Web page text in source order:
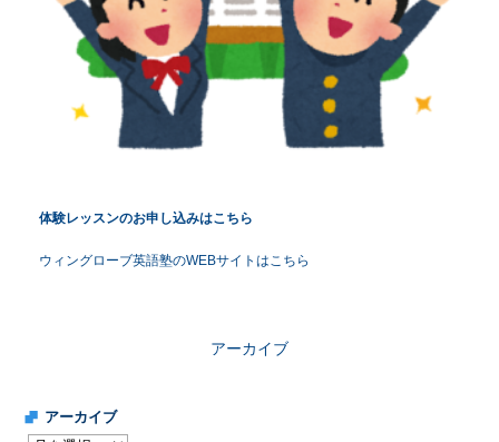
体験レッスンのお申し込みはこちら
ウィングローブ英語塾のWEBサイトはこちら
アーカイブ
アーカイブ